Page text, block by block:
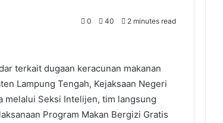
0 40 2 minutes read
terkait dugaan keracunan makanan
Lampung Tengah, Kejaksaan Negeri
melalui Seksi Intelijen, tim langsung
Program Makan Bergizi Gratis